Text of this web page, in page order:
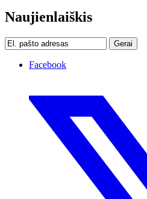
Naujienlaiškis
Gerai
Facebook